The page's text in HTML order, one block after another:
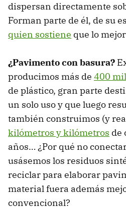
dispersan directamente
Forman parte de él, de su
quien sostiene que lo
¿Pavimento con basura?
producimos más de 400
de plástico, gran parte
un solo uso y que luego
también construimos (y
kilómetros y kilómetros de
años… ¿Por qué no
usásemos los residuos
reciclar para elaborar
material fuera además
convencional?